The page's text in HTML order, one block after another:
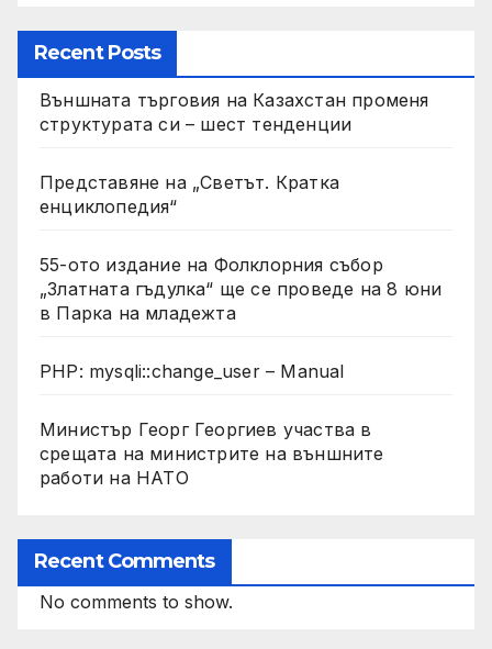
Recent Posts
Външната търговия на Казахстан променя
структурата си – шест тенденции
Представяне на „Светът. Кратка
енциклопедия“
55-ото издание на Фолклорния събор
„Златната гъдулка“ ще се проведе на 8 юни
в Парка на младежта
PHP: mysqli::change_user – Manual
Министър Георг Георгиев участва в
срещата на министрите на външните
работи на НАТО
Recent Comments
No comments to show.